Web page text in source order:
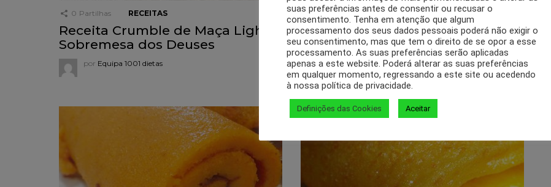
0 Partilhas RECEITAS
Receita Crumble de Maça Light,
Sobremesa dos Deuses
por Equipa 1001 dietas
0 Partilhas RECEITAS
Receita Torta de Chocolate light,
recheada de sabor
por Equipa 1001 dietas
suas preferências antes de consentir ou recusar o
consentimento. Tenha em atenção que algum
processamento dos seus dados pessoais poderá não exigir o
seu consentimento, mas que tem o direito de se opor a esse
processamento. As suas preferências serão aplicadas
apenas a este website. Poderá alterar as suas preferências
em qualquer momento, regressando a este site ou acedendo
à nossa política de privacidade.
Definições das Cookies Aceitar